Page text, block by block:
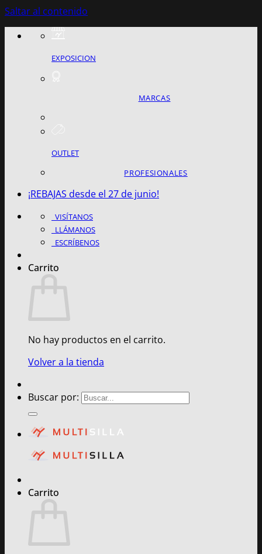
Saltar al contenido
EXPOSICION
MARCAS
OUTLET
PROFESIONALES
¡REBAJAS desde el 27 de junio!
VISÍTANOS
LLÁMANOS
ESCRÍBENOS
Carrito
No hay productos en el carrito.
Volver a la tienda
Buscar por:
Carrito